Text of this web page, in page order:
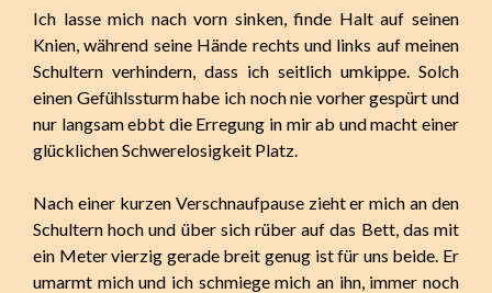
Ich lasse mich nach vorn sinken, finde Halt auf seinen
Knien, während seine Hände rechts und links auf meinen
Schultern verhindern, dass ich seitlich umkippe. Solch
einen Gefühlssturm habe ich noch nie vorher gespürt und
nur langsam ebbt die Erregung in mir ab und macht einer
glücklichen Schwerelosigkeit Platz.
Nach einer kurzen Verschnaufpause zieht er mich an den
Schultern hoch und über sich rüber auf das Bett, das mit
ein Meter vierzig gerade breit genug ist für uns beide. Er
umarmt mich und ich schmiege mich an ihn, immer noch